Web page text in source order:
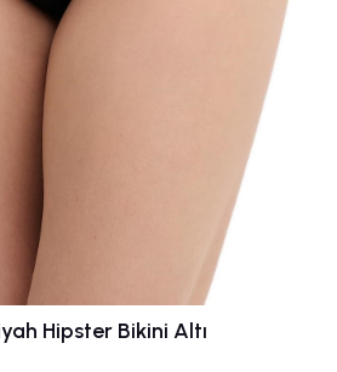
Hipster Bikini Altı